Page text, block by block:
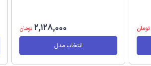
تومان 2,128,000 تومان
انتخاب مدل